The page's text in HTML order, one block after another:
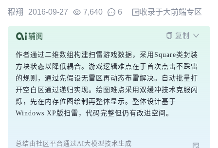
穆翔 2016-09-27 7,640 6 收录于大前端专区
复制
作者通过二维数组构建扫雷游戏数据，采用Square类封装
方块状态以降低耦合。游戏逻辑难点在于首次点击不踩雷
的规则，通过先假设无雷区再动态布雷解决。自动批量打
开空白区通过递归实现。绘图难点采用双缓冲技术克服闪
烁，先在内存位图绘制再整体显示。整体设计基于
Windows XP版扫雷，代码完整但仍有改进空间。
总结由社区平台通过AI大模型技术生成